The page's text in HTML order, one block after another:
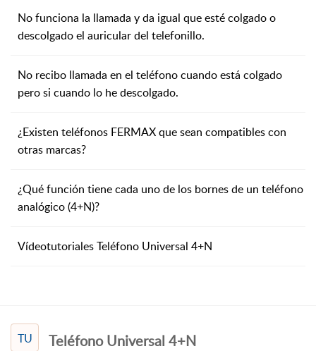
No funciona la llamada y da igual que esté colgado o
descolgado el auricular del telefonillo.
No recibo llamada en el teléfono cuando está colgado
pero si cuando lo he descolgado.
¿Existen teléfonos FERMAX que sean compatibles con
otras marcas?
¿Qué función tiene cada uno de los bornes de un teléfono
analógico (4+N)?
Vídeotutoriales Teléfono Universal 4+N
TU Teléfono Universal 4+N